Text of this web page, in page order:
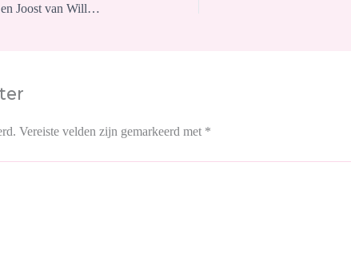
Recensie: Beter op reis – Viora Rebergen en Joost van Willigenburg
Vereiste velden zijn gemarkeerd met *